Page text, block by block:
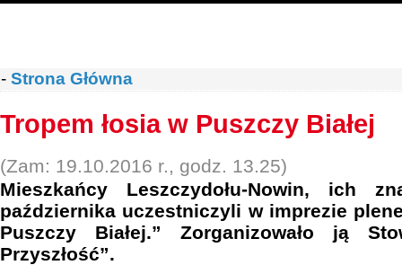
- Strona Główna
Tropem łosia w Puszczy Białej
(Zam: 19.10.2016 r., godz. 13.25)
Mieszkańcy Leszczydołu-Nowin, ich
października uczestniczyli w imprezie
Puszczy Białej.” Zorganizowało ją
Przyszłość”.